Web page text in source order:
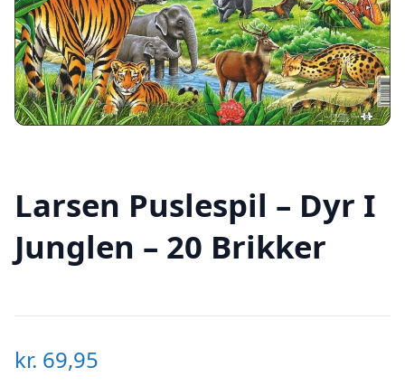
Larsen Puslespil – Dyr I
Junglen – 20 Brikker
kr. 69,95